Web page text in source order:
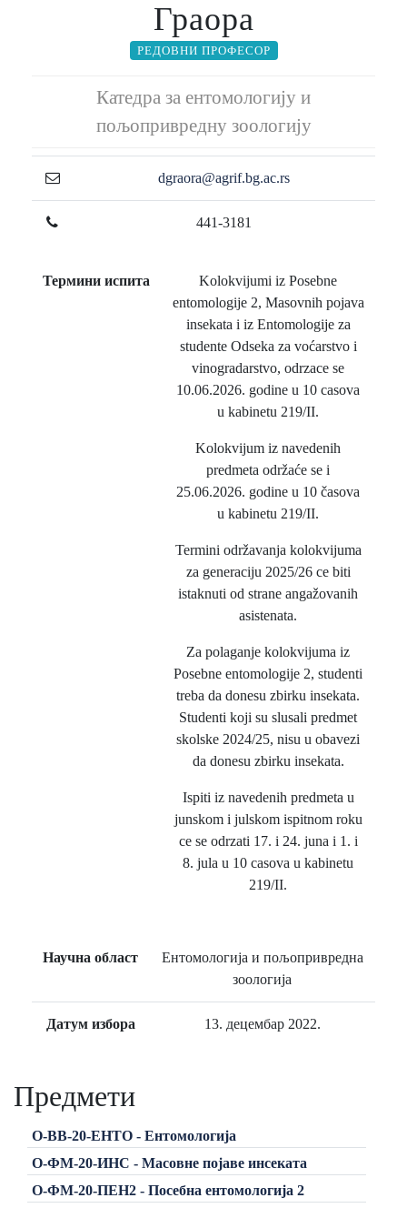
Граора
РЕДОВНИ ПРОФЕСОР
Катедра за ентомологију и
пољопривредну зоологију
dgraora@agrif.bg.ac.rs
441-3181
Термини испита
Kolokvijumi iz Posebne
entomologije 2, Masovnih pojava
insekata i iz Entomologije za
studente Odseka za voćarstvo i
vinogradarstvo, odrzace se
10.06.2026. godine u 10 casova
u kabinetu 219/II.
Kolokvijum iz navedenih
predmeta održaće se i
25.06.2026. godine u 10 časova
u kabinetu 219/II.
Termini održavanja kolokvijuma
za generaciju 2025/26 ce biti
istaknuti od strane angažovanih
asistenata.
Za polaganje kolokvijuma iz
Posebne entomologije 2, studenti
treba da donesu zbirku insekata.
Studenti koji su slusali predmet
skolske 2024/25, nisu u obavezi
da donesu zbirku insekata.
Ispiti iz navedenih predmeta u
junskom i julskom ispitnom roku
ce se odrzati 17. i 24. juna i 1. i
8. jula u 10 casova u kabinetu
219/II.
Научна област
Ентомологија и пољопривредна
зоологија
Датум избора 13. децембар 2022.
Предмети
О-ВВ-20-ЕНТО - Ентомологија
О-ФМ-20-ИНС - Масовне појаве инсеката
О-ФМ-20-ПЕН2 - Посебна ентомологија 2